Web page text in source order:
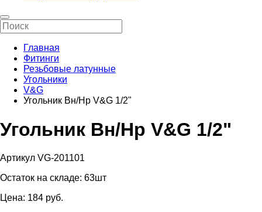
Главная
Фитинги
Резьбовые латунные
Угольники
V&G
Угольник Вн/Нр V&G 1/2"
Угольник Вн/Нр V&G 1/2"
Артикул VG-201101
Остаток на складе: 63шт
Цена: 184 pуб.